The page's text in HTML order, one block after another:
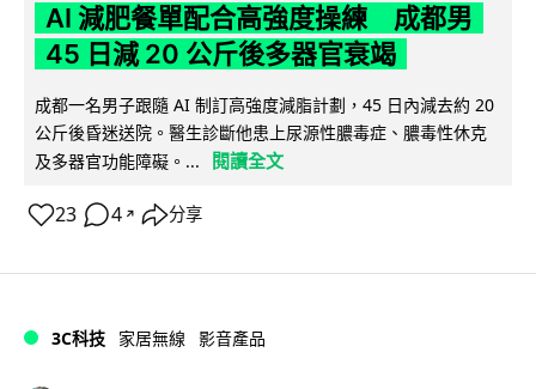
AI 減肥餐單配合高強度操練 成都男
45 日減 20 公斤後多器官衰竭
成都一名男子跟隨 AI 制訂高強度減脂計劃，45 日內減去約 20
公斤後昏迷送院。醫生診斷他患上尿源性膿毒症、膿毒性休克
及多器官功能障礙。...
閱讀全文
23 4 ↗ 分享
3C科技 家居無線 影音產品